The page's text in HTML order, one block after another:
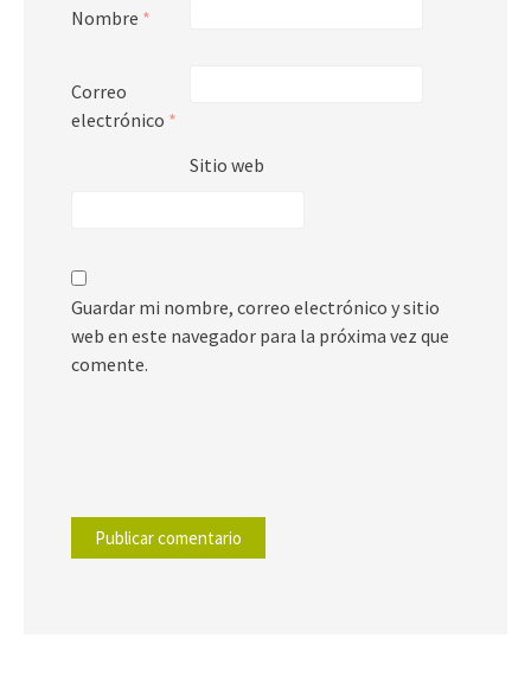
Nombre *
Correo
electrónico *
Sitio web
Guardar mi nombre, correo electrónico y sitio
web en este navegador para la próxima vez que
comente.